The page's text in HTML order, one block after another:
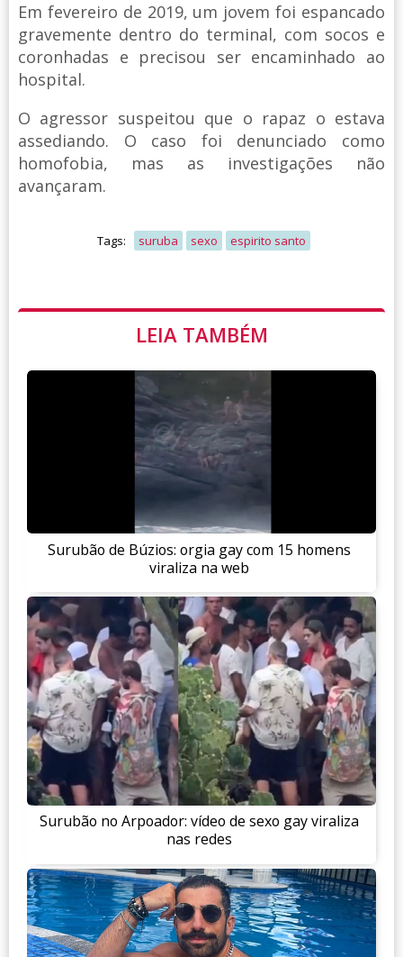
Em fevereiro de 2019, um jovem foi espancado
gravemente dentro do terminal, com socos e
coronhadas e precisou ser encaminhado ao
hospital.
O agressor suspeitou que o rapaz o estava
assediando. O caso foi denunciado como
homofobia, mas as investigações não
avançaram.
Tags: suruba sexo espirito santo
LEIA TAMBÉM
Surubão de Búzios: orgia gay com 15 homens
viraliza na web
Surubão no Arpoador: vídeo de sexo gay viraliza
nas redes